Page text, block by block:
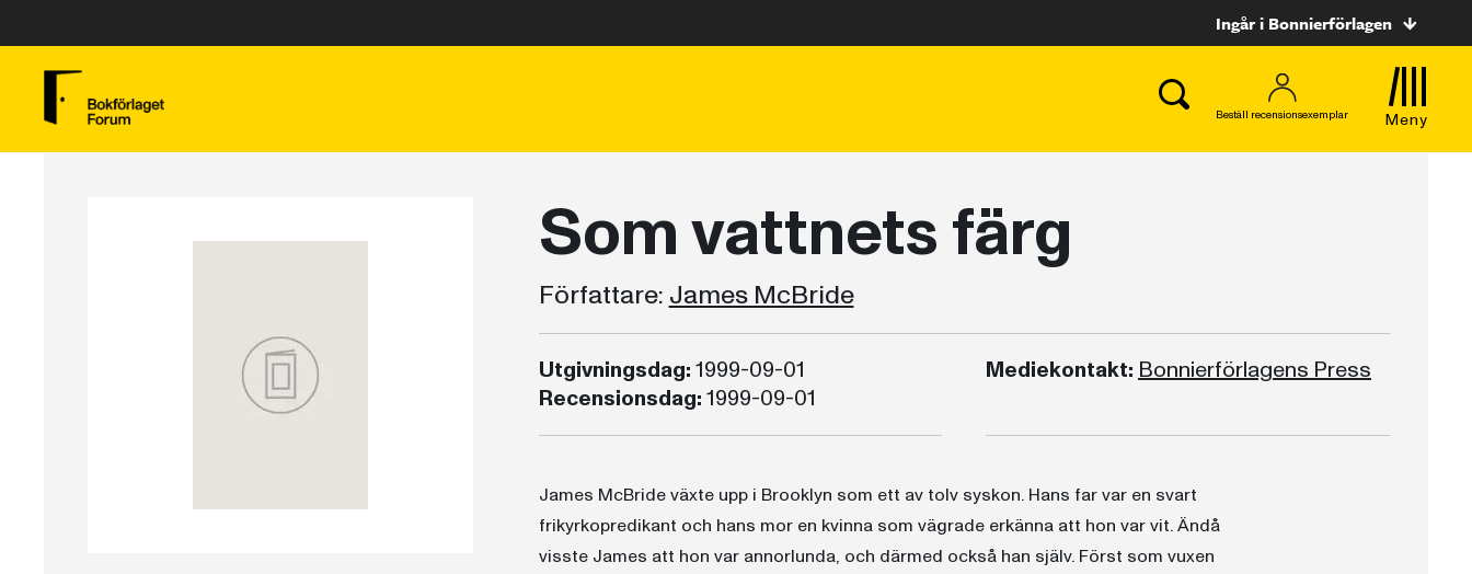
Ingår i Bonnierförlagen
Beställ recensionsexemplar Meny
Som vattnets färg
Författare: James McBride
Utgivningsdag:1999-09-01
Recensionsdag:1999-09-01
Mediekontakt:Bonnierförlagens Press
James McBride växte upp i Brooklyn som ett av tolv syskon. Hans far var en svart
frikyrkopredikant och hans mor en kvinna som vägrade erkänna att hon var vit. Ändå
visste James att hon var annorlunda, och därmed också han själv. Först som vuxen